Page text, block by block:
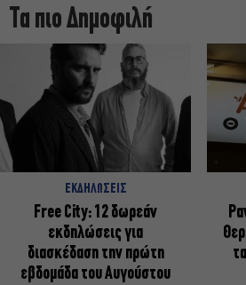
Τα πιο Δημοφιλή
ΕΚΔΗΛΩΣΕΙΣ
Free City: 12 δωρεάν
εκδηλώσεις για
διασκέδαση την πρώτη
εβδομάδα του Αυγούστου